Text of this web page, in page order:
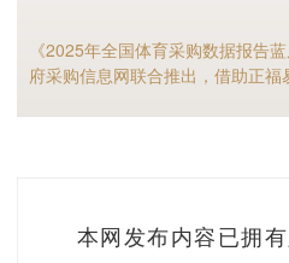
件、机电类元器件、传感
G、工业互联网和数据中
《2025年全国体育采购数据报告
府采购信息网联合推出，借助正
本网发布内容已拥